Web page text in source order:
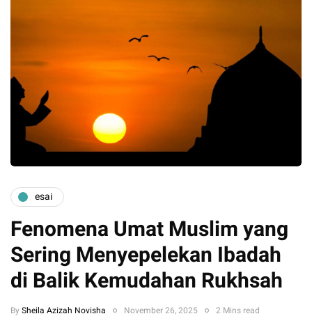
esai
Fenomena Umat Muslim yang
Sering Menyepelekan Ibadah
di Balik Kemudahan Rukhsah
By Sheila Azizah Novisha November 26, 2025 2 Mins read